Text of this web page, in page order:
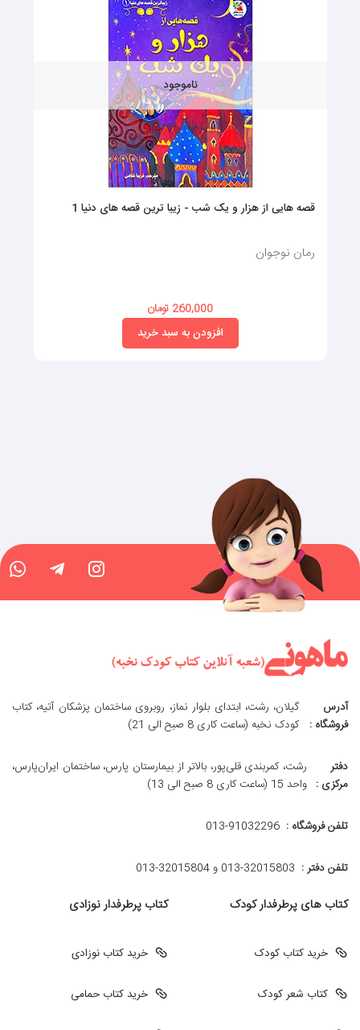
ناموجود
قصه هایی از هزار و یک شب - زیبا ترین قصه های دنیا 1
رمان نوجوان
260,000 تومان
افزودن به سبد خرید
آدرس
فروشگاه :
گیلان، رشت، ابتدای بلوار نماز، روبروی ساختمان پزشکان آتیه، کتاب
کودک نخبه (ساعت کاری 8 صبح الی 21)
دفتر
مرکزی :
رشت، کمربندی قلی‌پور، بالاتر از بیمارستان پارس، ساختمان ایران‌پارس،
واحد 15 (ساعت کاری 8 صبح الی 13)
تلفن فروشگاه : 013-91032296
تلفن دفتر : 013-32015803 و 32015804-013
کتاب های پرطرفدار کودک
خرید کتاب کودک
کتاب شعر کودک
کتاب پرطرفدار نوزادی
خرید کتاب نوزادی
خرید کتاب حمامی